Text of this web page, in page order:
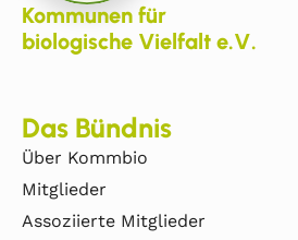
Kommunen für
biologische Vielfalt e.V.
Das Bündnis
Über Kommbio
Mitglieder
Assoziierte Mitglieder